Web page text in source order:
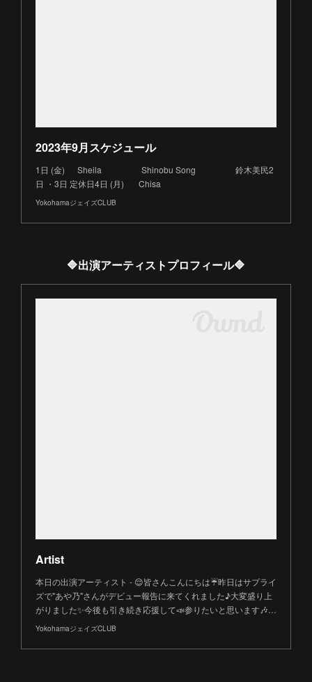
2023年9月スケジュール
1日 (金) Sheila Shinobu Song 鈴木美民2
日 ・3日 定休日4日 (月) Chisa
YokohamaジェイズCLUB
🔷出演アーティストプロフィール🔷
Artist
本日の出演アーティスト - 😌皆さんこんにちは☔️昨日はサプライ
ズで"あや乃"さんがデビュー報告に来てくれました♪大変盛り上
がりました✨今後も引き続き応援して📣参りたいと思います🎶…
YokohamaジェイズCLUB